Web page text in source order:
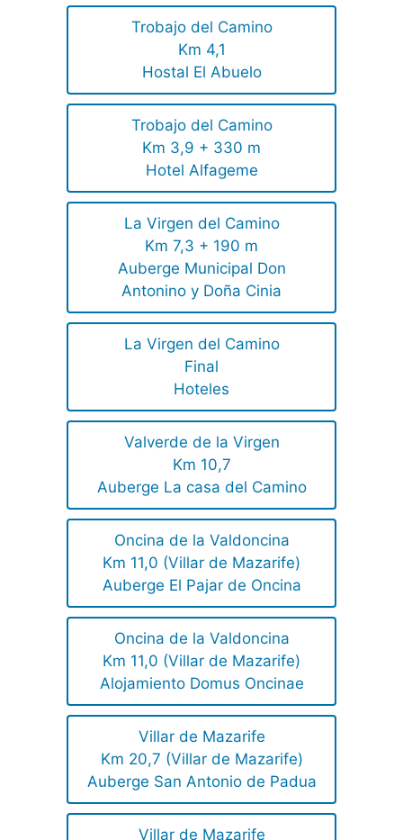
Trobajo del Camino
Km 4,1
Hostal El Abuelo
Trobajo del Camino
Km 3,9 + 330 m
Hotel Alfageme
La Virgen del Camino
Km 7,3 + 190 m
Auberge Municipal Don
Antonino y Doña Cinia
La Virgen del Camino
Final
Hoteles
Valverde de la Virgen
Km 10,7
Auberge La casa del Camino
Oncina de la Valdoncina
Km 11,0 (Villar de Mazarife)
Auberge El Pajar de Oncina
Oncina de la Valdoncina
Km 11,0 (Villar de Mazarife)
Alojamiento Domus Oncinae
Villar de Mazarife
Km 20,7 (Villar de Mazarife)
Auberge San Antonio de Padua
Villar de Mazarife